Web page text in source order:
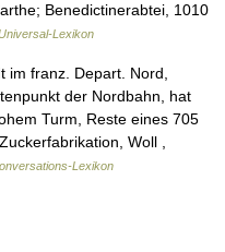
Benedictinerabtei, 1010
Lexikon
franz. Depart. Nord,
der Nordbahn, hat
Turm, Reste eines 705
Woll ,
Lexikon